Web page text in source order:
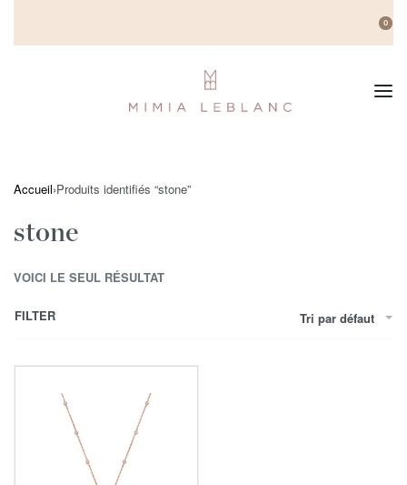
0
Accueil›Produits identifiés “stone”
stone
VOICI LE SEUL RÉSULTAT
Tri par défaut
FILTER